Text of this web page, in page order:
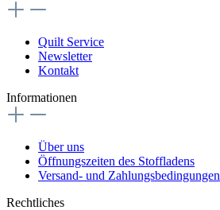
Quilt Service
Newsletter
Kontakt
Informationen
Über uns
Öffnungszeiten des Stoffladens
Versand- und Zahlungsbedingungen
Rechtliches